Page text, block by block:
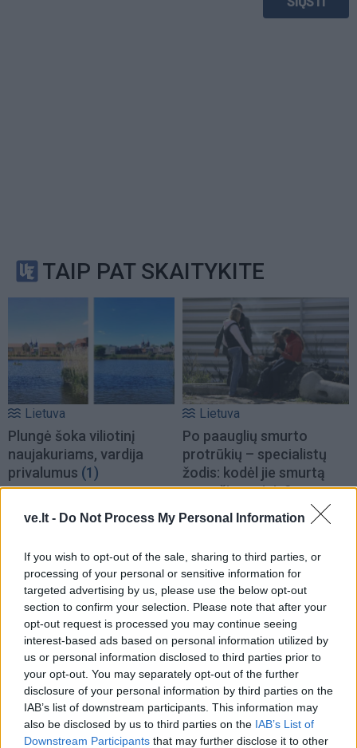
ve.lt - Do Not Process My Personal Information
If you wish to opt-out of the sale, sharing to third parties, or
processing of your personal or sensitive information for
targeted advertising by us, please use the below opt-out
section to confirm your selection. Please note that after your
opt-out request is processed you may continue seeing
interest-based ads based on personal information utilized by
us or personal information disclosed to third parties prior to
your opt-out. You may separately opt-out of the further
disclosure of your personal information by third parties on the
IAB’s list of downstream participants. This information may
also be disclosed by us to third parties on the IAB’s List of
Downstream Participants that may further disclose it to other
TAIP PAT SKAITYKITE
Lietuva
Plungė šoka viliotinį
naujakuriams, vardija
privalumus (1)
Lietuva
Po paauglių smurto
protrūkių – specialistų
žodis: kodėl jie smurtą
paverčia reginiu?
Lietuva
Smurtas artimoje
aplinkoje: orderiai nuo
tragedijų neapsaugo,
norima griežtinti
įstatymus
Lietuva
Užulėnyje – Smetoninių
šventė: istorikai kels
neatsakytus prezidento
epochos klausimus (2)